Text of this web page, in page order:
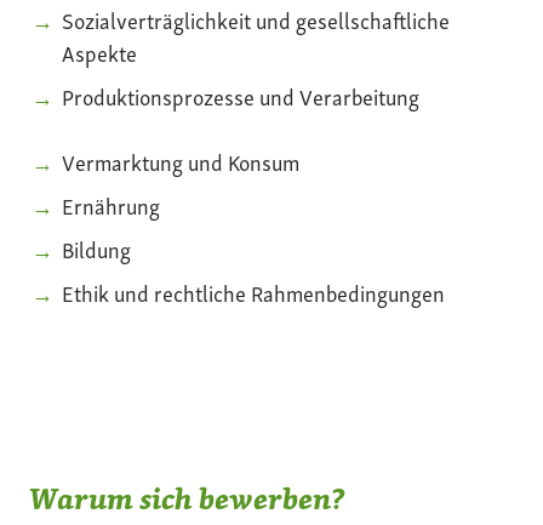
Sozialverträglichkeit und gesellschaftliche
Aspekte
Produktionsprozesse und Verarbeitung
Vermarktung und Konsum
Ernährung
Bildung
Ethik und rechtliche Rahmenbedingungen
Warum sich bewerben?